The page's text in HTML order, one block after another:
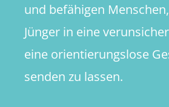
und befähigen
Jünger in eine
eine orientierungslose
senden zu lassen.